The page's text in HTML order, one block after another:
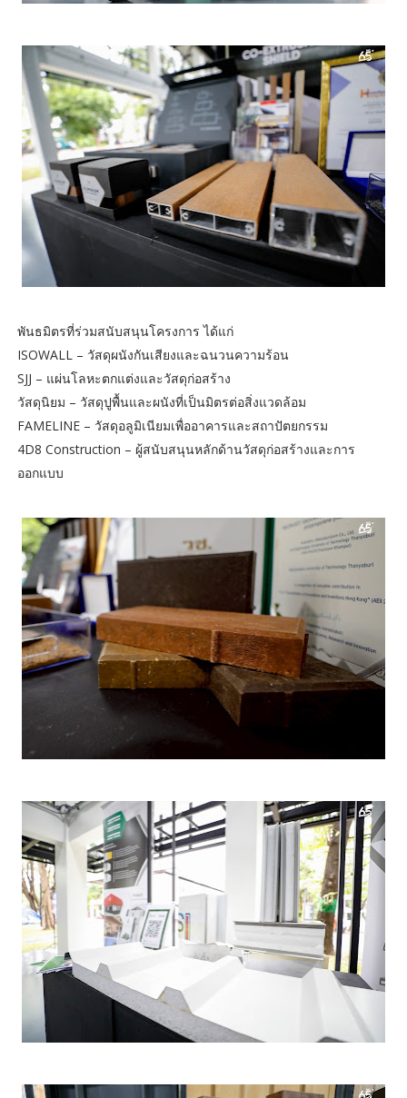
พันธมิตรที่ร่วมสนับสนุนโครงการ ได้แก่
ISOWALL – วัสดุผนังกันเสียงและฉนวนความร้อน
SJJ – แผ่นโลหะตกแต่งและวัสดุก่อสร้าง
วัสดุนิยม – วัสดุปูพื้นและผนังที่เป็นมิตรต่อสิ่งแวดล้อม
FAMELINE – วัสดุอลูมิเนียมเพื่ออาคารและสถาปัตยกรรม
4D8 Construction – ผู้สนับสนุนหลักด้านวัสดุก่อสร้างและการ
ออกแบบ